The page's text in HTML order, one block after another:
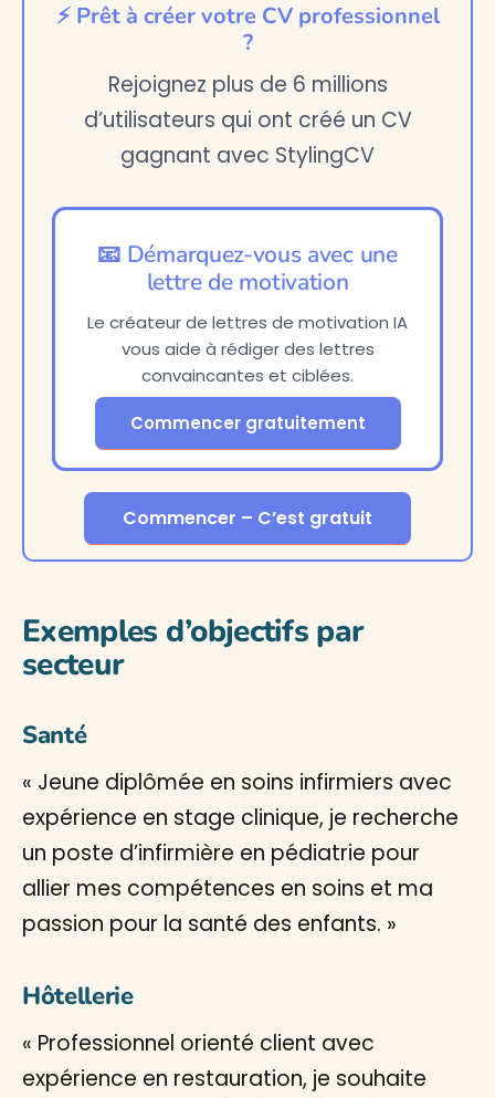
⚡ Prêt à créer votre CV professionnel
?
Rejoignez plus de 6 millions
d’utilisateurs qui ont créé un CV
gagnant avec StylingCV
📧 Démarquez-vous avec une
lettre de motivation
Le créateur de lettres de motivation IA
vous aide à rédiger des lettres
convaincantes et ciblées.
Commencer gratuitement
Commencer – C’est gratuit
Exemples d’objectifs par
secteur
Santé
« Jeune diplômée en soins infirmiers avec
expérience en stage clinique, je recherche
un poste d’infirmière en pédiatrie pour
allier mes compétences en soins et ma
passion pour la santé des enfants. »
Hôtellerie
« Professionnel orienté client avec
expérience en restauration, je souhaite